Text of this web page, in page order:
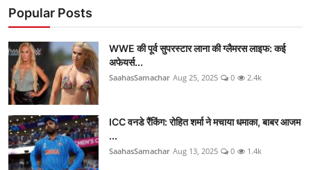
Popular Posts
WWE की पूर्व सुपरस्टार लाना की ग्लैमरस लाइफ: कई
अफेयर्स...
SaahasSamachar Aug 25, 2025 0 2.4k
ICC वनडे रैंकिंग: रोहित शर्मा ने मचाया धमाका, बाबर आजम
...
SaahasSamachar Aug 13, 2025 0 1.4k